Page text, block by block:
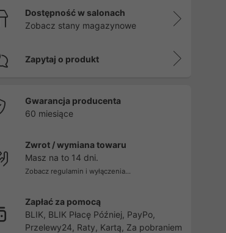
Dostępność w salonach
Zobacz stany magazynowe
Zapytaj o produkt
Gwarancja producenta
60 miesiące
Zwrot / wymiana towaru
Masz na to 14 dni.
Zobacz regulamin i wyłączenia...
Zapłać za pomocą
BLIK, BLIK Płacę Później, PayPo,
Przelewy24, Raty, Kartą, Za pobraniem